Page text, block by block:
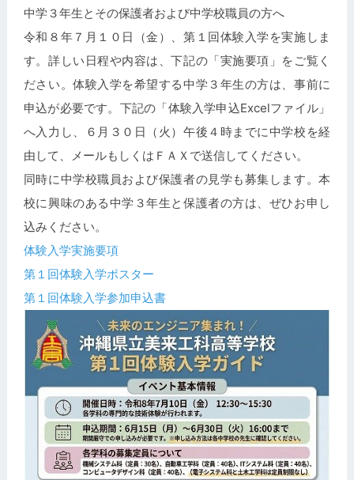
中学３年生とその保護者および中学校職員の方へ
令和８年７月１０日（金）、第１回体験入学を実施しま
す。詳しい日程や内容は、下記の「実施要項」をご覧く
ださい。体験入学を希望する中学３年生の方は、事前に
申込が必要です。下記の「体験入学申込Excelファイル」
へ入力し、６月３０日（火）午後４時までに中学校を経
由して、メールもしくはＦＡＸで送信してください。
同時に中学校職員および保護者の見学も募集します。本
校に興味のある中学３年生と保護者の方は、ぜひお申し
込みください。
体験入学実施要項
第１回体験入学ポスター
第１回体験入学参加申込書